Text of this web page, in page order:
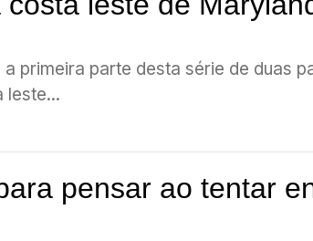
primeira parte desta série de duas
leste...
pensar ao tentar